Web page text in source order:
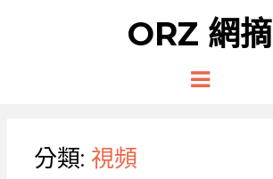
ORZ 網摘
Menu
分類: 視頻